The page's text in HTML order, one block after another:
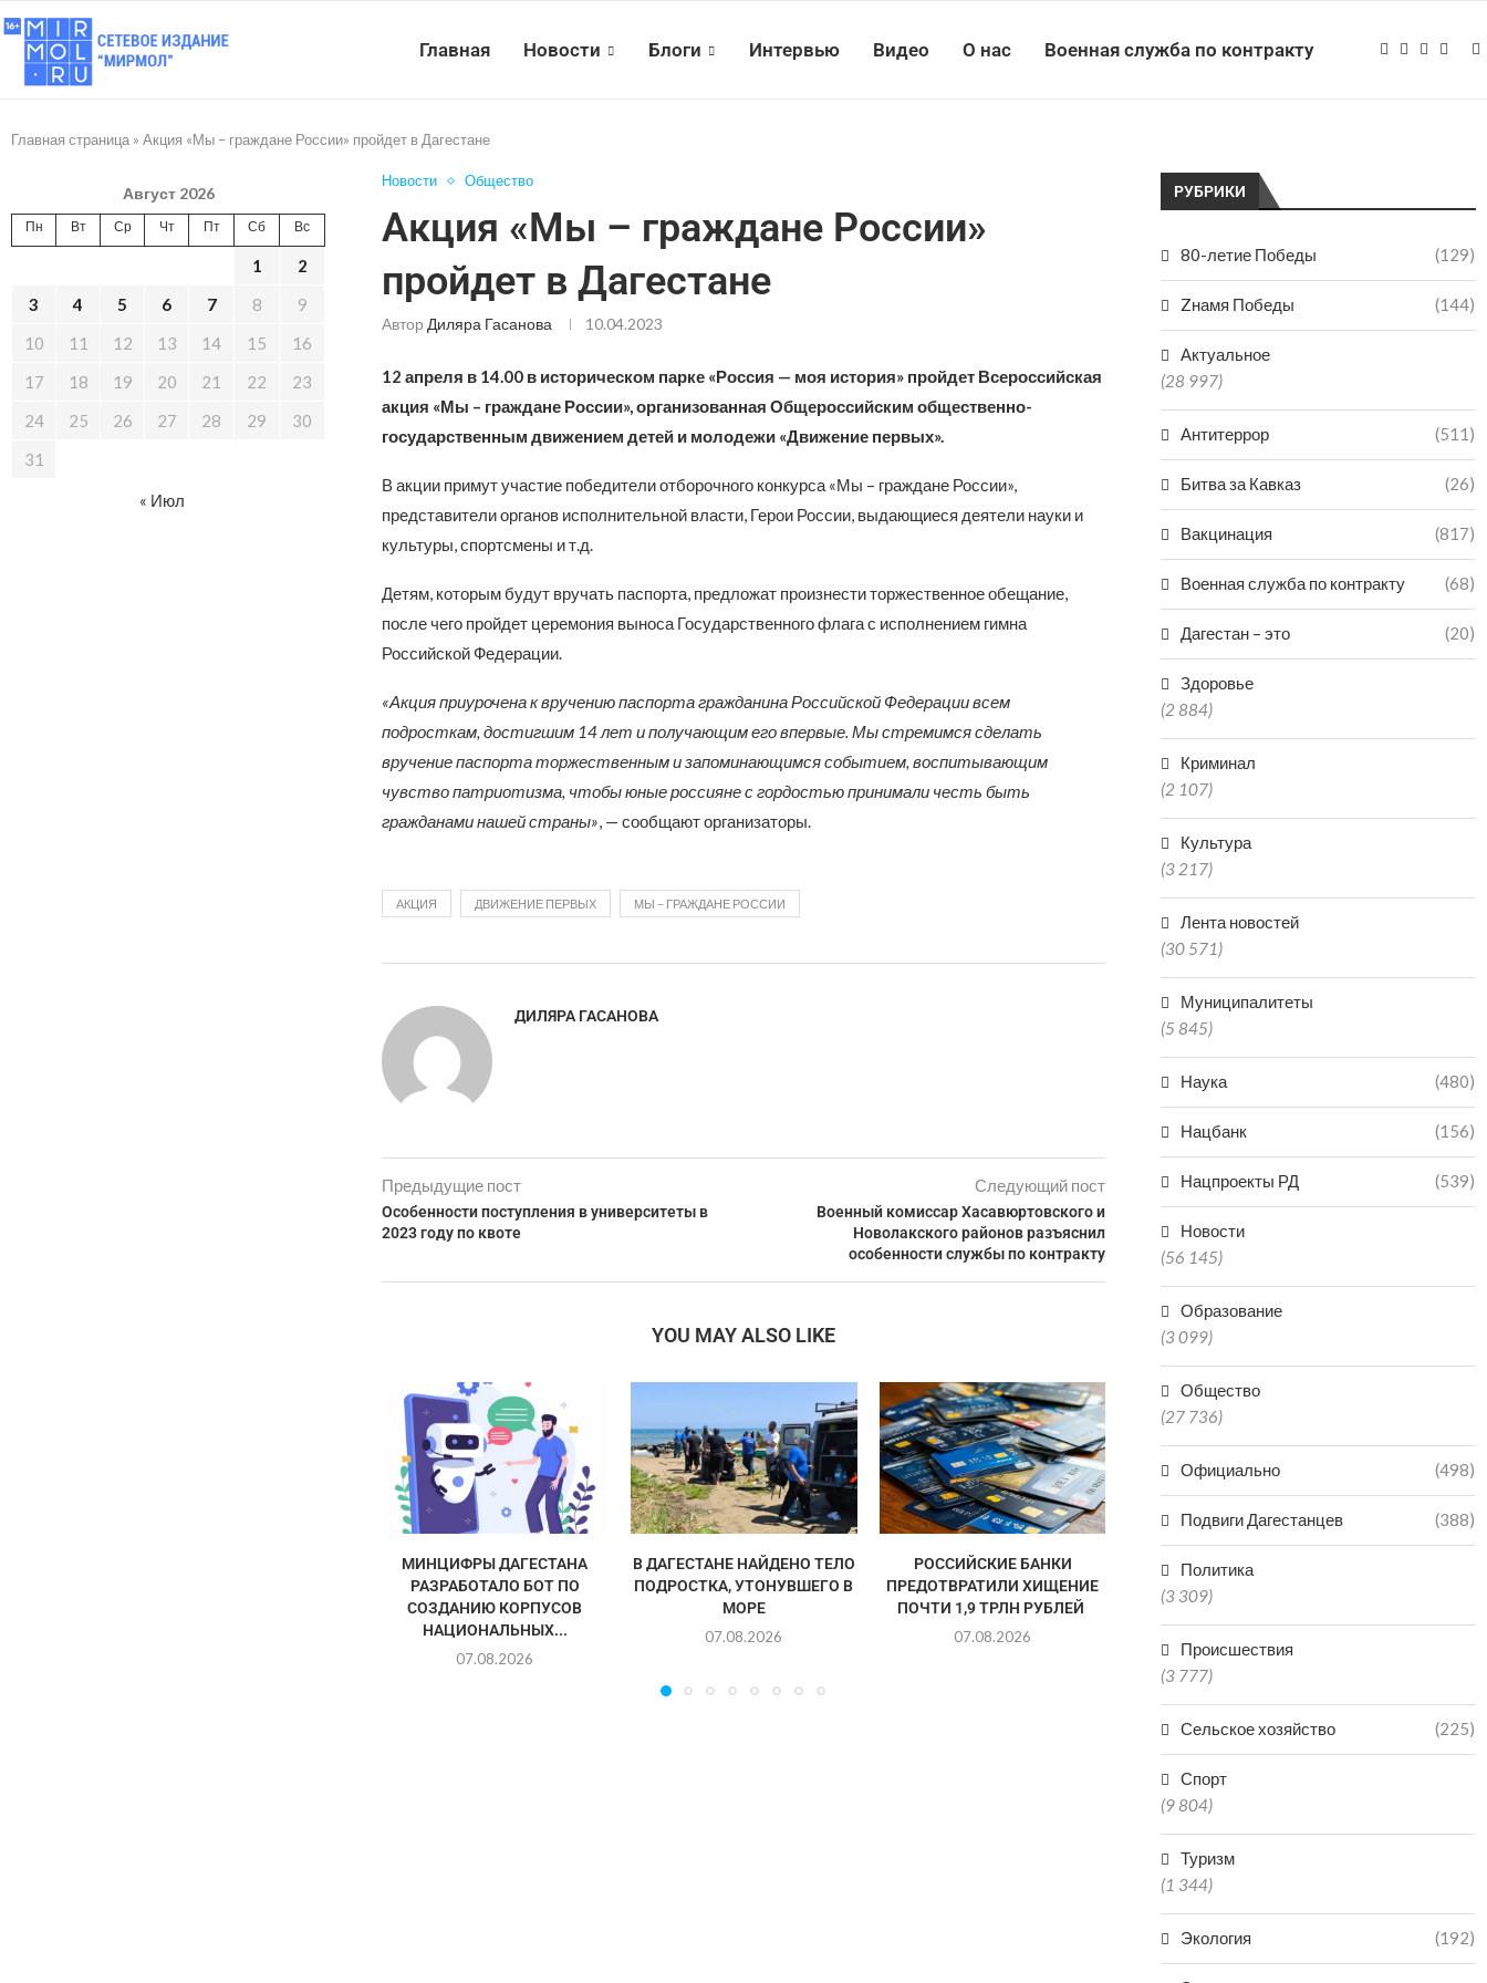
Главная Новости Блоги Интервью Видео О нас Военная служба по контракту
Главная страница » Акция «Мы – граждане России» пройдет в Дагестане
Новости Общество
Акция «Мы – граждане России»
пройдет в Дагестане
Автор Диляра Гасанова 10.04.2023
12 апреля в 14.00 в историческом парке «Россия — моя история» пройдет Всероссийская
акция «Мы – граждане России», организованная Общероссийским общественно-
государственным движением детей и молодежи «Движение первых».
В акции примут участие победители отборочного конкурса «Мы – граждане России»,
представители органов исполнительной власти, Герои России, выдающиеся деятели науки и
культуры, спортсмены и т.д.
Детям, которым будут вручать паспорта, предложат произнести торжественное обещание,
после чего пройдет церемония выноса Государственного флага с исполнением гимна
Российской Федерации.
«Акция приурочена к вручению паспорта гражданина Российской Федерации всем
подросткам, достигшим 14 лет и получающим его впервые. Мы стремимся сделать
вручение паспорта торжественным и запоминающимся событием, воспитывающим
чувство патриотизма, чтобы юные россияне с гордостью принимали честь быть
гражданами нашей страны», — сообщают организаторы.
АКЦИЯ ДВИЖЕНИЕ ПЕРВЫХ МЫ – ГРАЖДАНЕ РОССИИ
ДИЛЯРА ГАСАНОВА
Предыдущие пост
Особенности поступления в университеты в
2023 году по квоте
Следующий пост
Военный комиссар Хасавюртовского и
Новолакского районов разъяснил
особенности службы по контракту
YOU MAY ALSO LIKE
МИНЦИФРЫ ДАГЕСТАНА
РАЗРАБОТАЛО БОТ ПО
СОЗДАНИЮ КОРПУСОВ
НАЦИОНАЛЬНЫХ...
07.08.2026
В ДАГЕСТАНЕ НАЙДЕНО ТЕЛО
ПОДРОСТКА, УТОНУВШЕГО В
МОРЕ
07.08.2026
РОССИЙСКИЕ БАНКИ
ПРЕДОТВРАТИЛИ ХИЩЕНИЕ
ПОЧТИ 1,9 ТРЛН РУБЛЕЙ
07.08.2026
ЧИНОВНИК В ДАГЕСТАНЕ
ПОЛУЧИЛ 3,5 ГОДА КОЛОНИИ
07.08.2026
РУБРИКИ
80-летие Победы (129)
Zнамя Победы (144)
Актуальное
(28 997)
Антитеррор (511)
Битва за Кавказ (26)
Вакцинация (817)
Военная служба по контракту (68)
Дагестан – это (20)
Здоровье
(2 884)
Криминал
(2 107)
Культура
(3 217)
Лента новостей
(30 571)
Муниципалитеты
(5 845)
Наука (480)
Нацбанк (156)
Нацпроекты РД (539)
Новости
(56 145)
Образование
(3 099)
Общество
(27 736)
Официально (498)
Подвиги Дагестанцев (388)
Политика
(3 309)
Происшествия
(3 777)
Сельское хозяйство (225)
Спорт
(9 804)
Туризм
(1 344)
Экология (192)
Август 2026
Пн Вт Ср Чт Пт Сб Вс
1
2
3
4 5 6 7 8
9
10
11 12 13 14 15
16
17
18 19 20 21 22
23
24
25 26 27 28 29
30
31
« Июл